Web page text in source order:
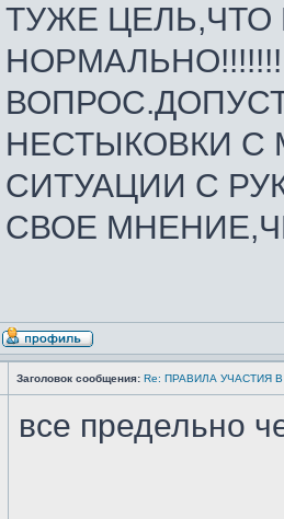
ТУЖЕ
НЕСТЫКОВКИ С
СИТУАЦИИ С
СВОЕ
Заголовок сообщения: Re: ПРАВИЛА УЧАСТИЯ
все предельно